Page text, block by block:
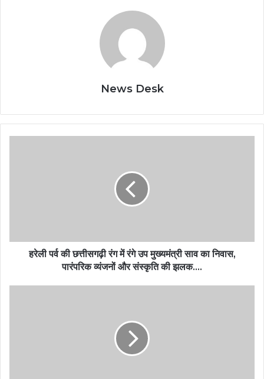
News Desk
हरेली पर्व की छत्तीसगढ़ी रंग में रंगे उप मुख्यमंत्री साव का निवास,
पारंपरिक व्यंजनों और संस्कृति की झलक….